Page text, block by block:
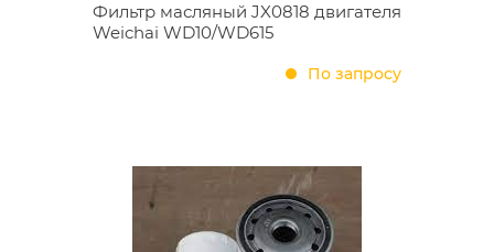
Фильтр масляный JX0818 двигателя
Weichai WD10/WD615
По запросу